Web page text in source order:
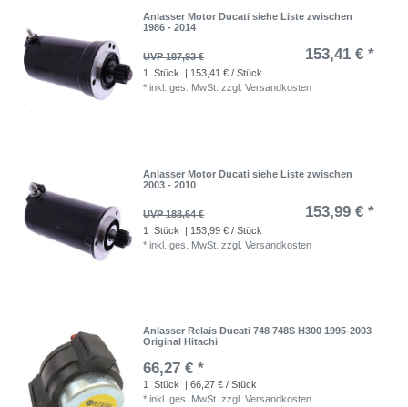
Anlasser Motor Ducati siehe Liste zwischen
1986 - 2014
UVP 187,93 € 153,41 € *
1 Stück
| 153,41 € / Stück
*inkl. ges. MwSt. zzgl.Versandkosten
Anlasser Motor Ducati siehe Liste zwischen
2003 - 2010
UVP 188,64 € 153,99 € *
1 Stück
| 153,99 € / Stück
*inkl. ges. MwSt. zzgl.Versandkosten
Anlasser Relais Ducati 748 748S H300 1995-2003
Original Hitachi
66,27 € *
1 Stück
| 66,27 € / Stück
*inkl. ges. MwSt. zzgl.Versandkosten